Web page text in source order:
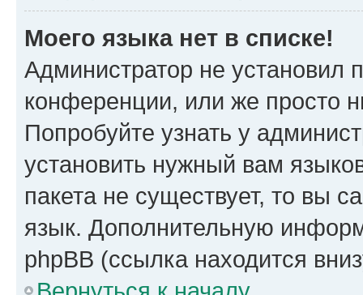
Моего языка нет в списке!
Администратор не установил
конференции, или же просто
Попробуйте узнать у
установить нужный вам
пакета не существует, то вы
язык. Дополнительную
phpBB (ссылка находится